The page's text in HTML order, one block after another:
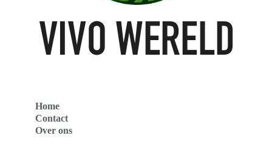
Home
Contact
Over ons